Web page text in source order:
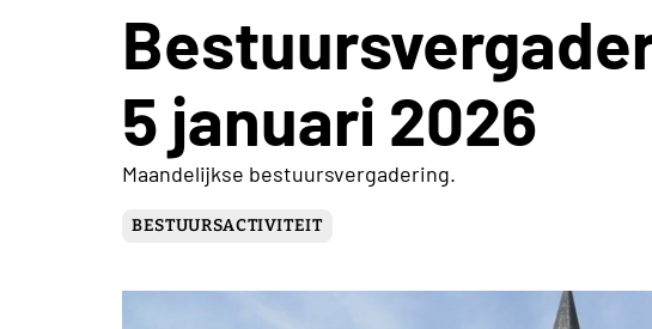
5 januari 2026
Maandelijkse bestuursvergadering.
BESTUURSACTIVITEIT